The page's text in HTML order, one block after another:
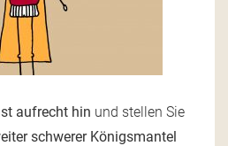
aufrecht hin und stellen Sie
schwerer Königsmantel